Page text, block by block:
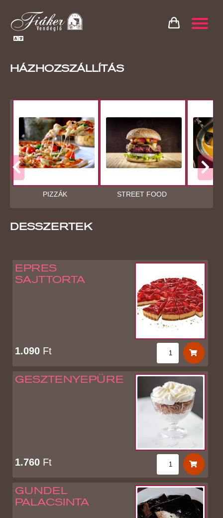
HÁZHOZSZÁLLÍTÁS
PIZZÁK STREET FOOD
DESSZERTEK
EPRES
SAJTTORTA
1.090 Ft
GESZTENYEPÜRE
1.760 Ft
GUNDEL
PALACSINTA